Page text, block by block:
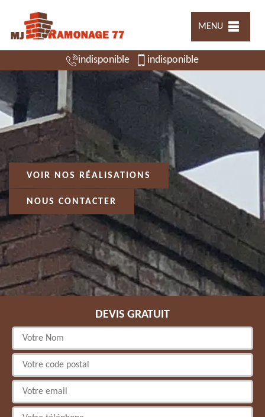
MENU
indisponible indisponible
VOIR NOS RÉALISATIONS
NOUS CONTACTER
DEVIS GRATUIT